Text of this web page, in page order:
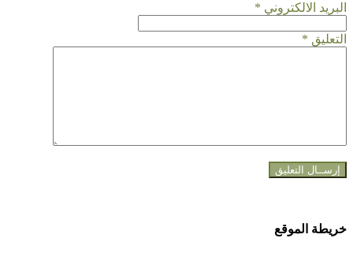
البريد الالكتروني *
التعليق *
خريطة الموقع